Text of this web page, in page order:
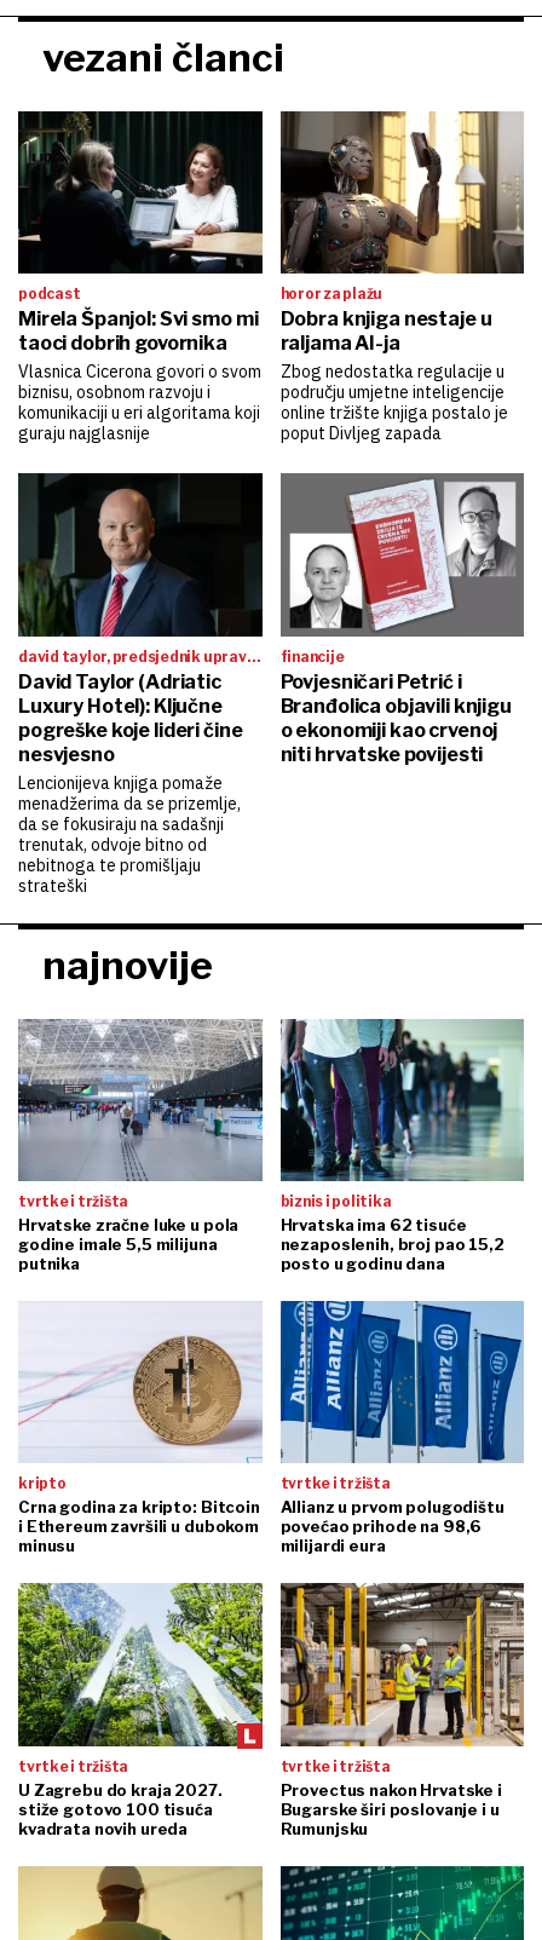
vezani članci
podcast
Mirela Španjol: Svi smo mi
taoci dobrih govornika
Vlasnica Cicerona govori o svom
biznisu, osobnom razvoju i
komunikaciji u eri algoritama koji
guraju najglasnije
horor za plažu
Dobra knjiga nestaje u
raljama AI-ja
Zbog nedostatka regulacije u
području umjetne inteligencije
online tržište knjiga postalo je
poput Divljeg zapada
david taylor, predsjednik uprave
adriatic luxury hotelsa
David Taylor (Adriatic
Luxury Hotel): Ključne
pogreške koje lideri čine
nesvjesno
Lencionijeva knjiga pomaže
menadžerima da se prizemlje,
da se fokusiraju na sadašnji
trenutak, odvoje bitno od
nebitnoga te promišljaju
strateški
financije
Povjesničari Petrić i
Branđolica objavili knjigu
o ekonomiji kao crvenoj
niti hrvatske povijesti
najnovije
tvrtke i tržišta
Hrvatske zračne luke u pola
godine imale 5,5 milijuna
putnika
biznis i politika
Hrvatska ima 62 tisuće
nezaposlenih, broj pao 15,2
posto u godinu dana
kripto
Crna godina za kripto: Bitcoin
i Ethereum završili u dubokom
minusu
tvrtke i tržišta
Allianz u prvom polugodištu
povećao prihode na 98,6
milijardi eura
tvrtke i tržišta
U Zagrebu do kraja 2027.
stiže gotovo 100 tisuća
kvadrata novih ureda
tvrtke i tržišta
Provectus nakon Hrvatske i
Bugarske širi poslovanje i u
Rumunjsku